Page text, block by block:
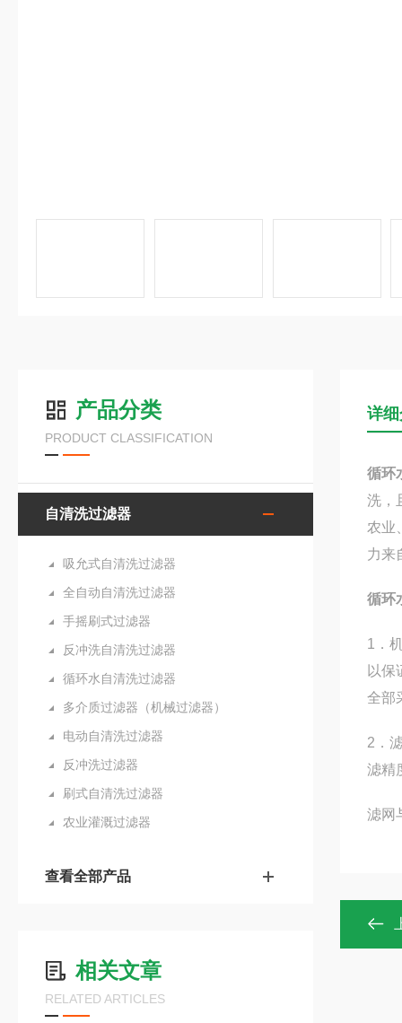
产品分类
PRODUCT CLASSIFICATION
自清洗过滤器
吸允式自清洗过滤器
全自动自清洗过滤器
手摇刷式过滤器
反冲洗自清洗过滤器
循环水自清洗过滤器
多介质过滤器（机械过滤器）
电动自清洗过滤器
反冲洗过滤器
刷式自清洗过滤器
农业灌溉过滤器
查看全部产品
相关文章
RELATED ARTICLES
详
循环
洗，
农业
力来
循环
1．
以保
全部
2．
滤精
滤网